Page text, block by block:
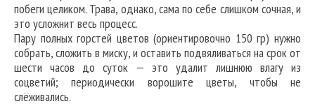
побеги целиком. Трава, однако, сама по себе слишком сочная, и
это усложнит весь процесс.
Пару полных горстей цветов (ориентировочно 150 гр) нужно
собрать, сложить в миску, и оставить подвяливаться на срок от
шести часов до суток — это удалит лишнюю влагу из
соцветий; периодически ворошите цветы, чтобы не
слёживались.